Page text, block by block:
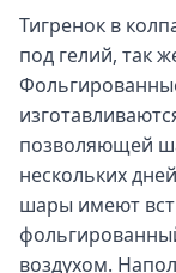
Тигренок в
под гелий, так
позволяющей
нескольких
шары имеют
воздухом.